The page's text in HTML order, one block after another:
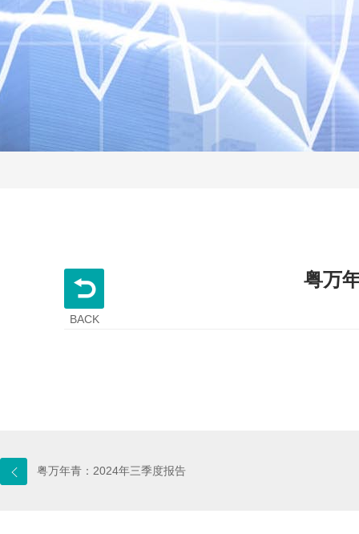
粤万
BACK
粤万年青：2024年三季度报告